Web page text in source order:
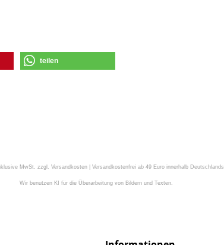
teilen
MwSt. zzgl. Versandkosten | Versandkostenfrei ab 49 Euro innerhalb Deutschlands
Wir benutzen KI für die Überarbeitung von Bildern und Texten.